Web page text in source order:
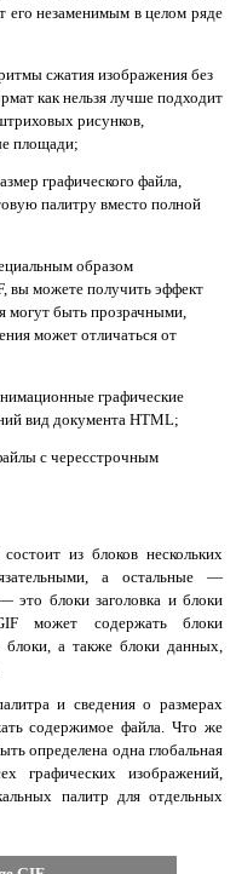
его незаменимым в целом ряде
сжатия изображения без
как нельзя лучше подходит
рисунков,
площади;
графического файла,
палитру вместо полной
образом
вы можете получить эффект
могут быть прозрачными,
может отличаться от
графические
вид документа HTML;
с чересстрочным
из блоков нескольких
а остальные —
это блоки заголовка и блоки
может содержать блоки
а также блоки данных,
и сведения о размерах
содержимое файла. Что же
определена одна глобальная
графических изображений,
палитр для отдельных